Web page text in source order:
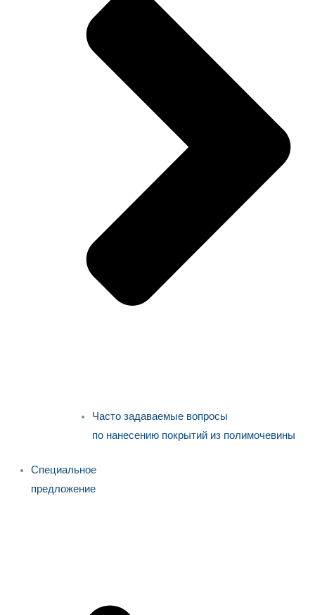
Часто задаваемые вопросы
по нанесению покрытий из полимочевины
Специальное
предложение